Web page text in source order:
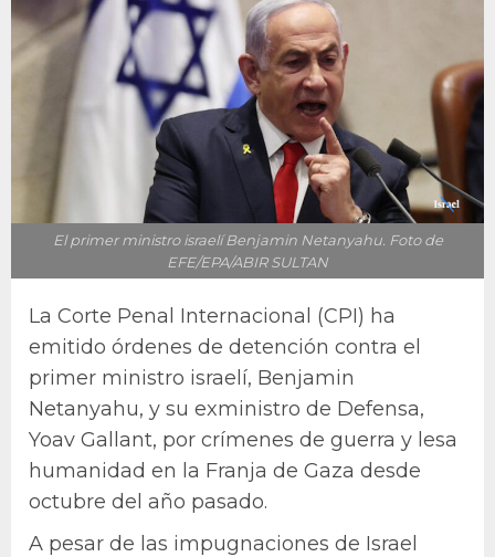
El primer ministro israelí Benjamin Netanyahu. Foto de
EFE/EPA/ABIR SULTAN
La Corte Penal Internacional (CPI) ha
emitido órdenes de detención contra el
primer ministro israelí, Benjamin
Netanyahu, y su exministro de Defensa,
Yoav Gallant, por crímenes de guerra y lesa
humanidad en la Franja de Gaza desde
octubre del año pasado.
A pesar de las impugnaciones de Israel